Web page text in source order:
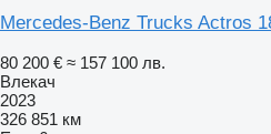
Mercedes-Benz Trucks Actros
80 200 € ≈ 157 100 лв.
Влекач
2023
326 851 км